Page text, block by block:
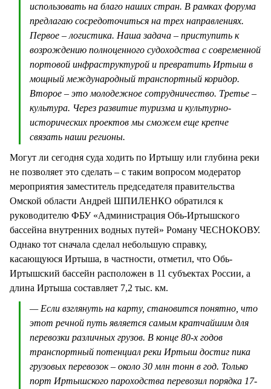
использовать на благо наших стран. В рамках форума
предлагаю сосредоточиться на трех направлениях.
Первое – логистика. Наша задача – приступить к
возрождению полноценного судоходства с современной
портовой инфраструктурой и превратить Иртыш в
мощный международный транспортный коридор.
Второе – это молодежное сотрудничество. Третье –
культура. Через развитие туризма и культурно-
исторических проектов мы сможем еще крепче
связать наши регионы.
Могут ли сегодня суда ходить по Иртышу или глубина реки
не позволяет это сделать – с таким вопросом модератор
мероприятия заместитель председателя правительства
Омской области Андрей ШПИЛЕНКО обратился к
руководителю ФБУ «Администрация Обь-Иртышского
бассейна внутренних водных путей» Роману ЧЕСНОКОВУ.
Однако тот сначала сделал небольшую справку,
касающуюся Иртыша, в частности, отметил, что Обь-
Иртышский бассейн расположен в 11 субъектах России, а
длина Иртыша составляет 7,2 тыс. км.
— Если взглянуть на карту, становится понятно, что
этот речной путь является самым кратчайшим для
перевозки различных грузов. В конце 80-х годов
транспортный потенциал реки Иртыш достиг пика
грузовых перевозок – около 30 млн тонн в год. Только
порт Иртышского пароходства перевозил порядка 17-